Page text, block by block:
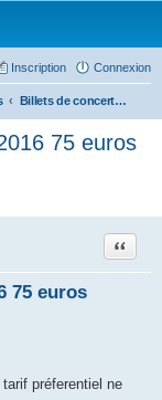
Connexion
Inscription
Billets de concerts et Covoiturages, Infos générales sur les concerts
75 euros
75 euros
Citer
préferentiel ne